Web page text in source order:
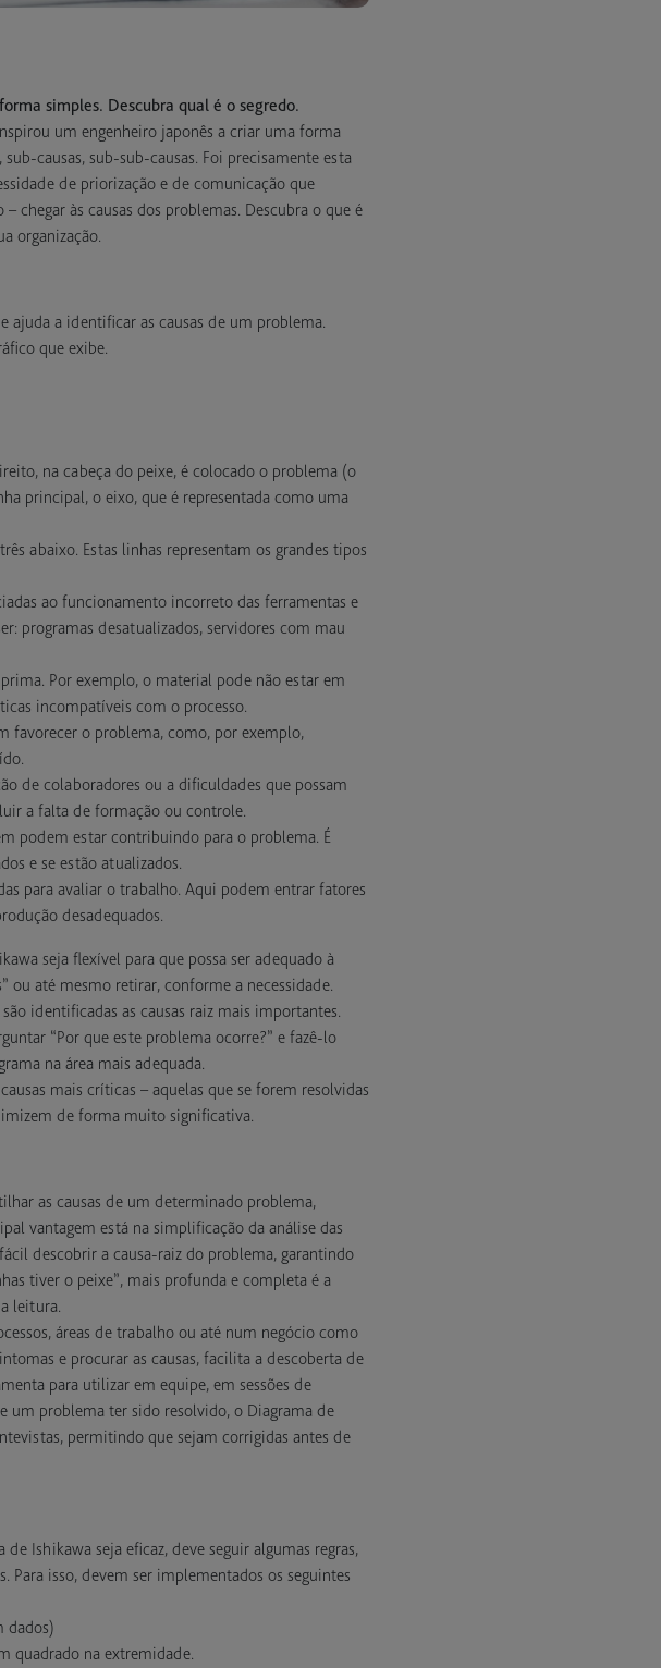
simples. Descubra qual é o segredo.
um engenheiro japonês a criar uma forma
causas, sub-sub-causas. Foi precisamente esta
de priorização e de comunicação que
às causas dos problemas. Descubra o que é
organização.
ajuda a identificar as causas de um problema.
que exibe.
na cabeça do peixe, é colocado o problema (o
principal, o eixo, que é representada como uma
abaixo. Estas linhas representam os grandes tipos
ao funcionamento incorreto das ferramentas e
programas desatualizados, servidores com mau
Por exemplo, o material pode não estar em
incompatíveis com o processo.
favorecer o problema, como, por exemplo,
de colaboradores ou a dificuldades que possam
a falta de formação ou controle.
podem estar contribuindo para o problema. É
e se estão atualizados.
para avaliar o trabalho. Aqui podem entrar fatores
desadequados.
seja flexível para que possa ser adequado à
ou até mesmo retirar, conforme a necessidade.
identificadas as causas raiz mais importantes.
“Por que este problema ocorre?” e fazê-lo
na área mais adequada.
mais críticas – aquelas que se forem resolvidas
de forma muito significativa.
as causas de um determinado problema,
vantagem está na simplificação da análise das
descobrir a causa-raiz do problema, garantindo
tiver o peixe”, mais profunda e completa é a
leitura.
áreas de trabalho ou até num negócio como
e procurar as causas, facilita a descoberta de
para utilizar em equipe, em sessões de
problema ter sido resolvido, o Diagrama de
permitindo que sejam corrigidas antes de
Ishikawa seja eficaz, deve seguir algumas regras,
isso, devem ser implementados os seguintes
dados)
quadrado na extremidade.